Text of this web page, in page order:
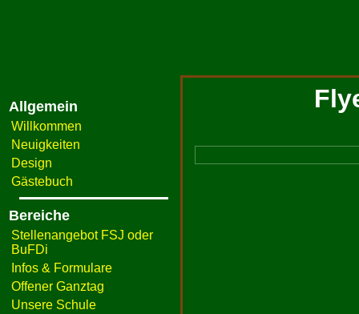
Allgemein
Willkommen
Neuigkeiten
Design
Gästebuch
Bereiche
Stellenangebot FSJ oder
BuFDi
Infos & Formulare
Offener Ganztag
Unsere Schule